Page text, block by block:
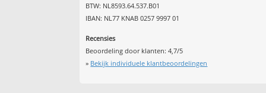
BTW: NL8593.64.537.B01
IBAN: NL77 KNAB 0257 9997 01
Recensies
Beoordeling door klanten:4,7/5
» Bekijk individuele klantbeoordelingen